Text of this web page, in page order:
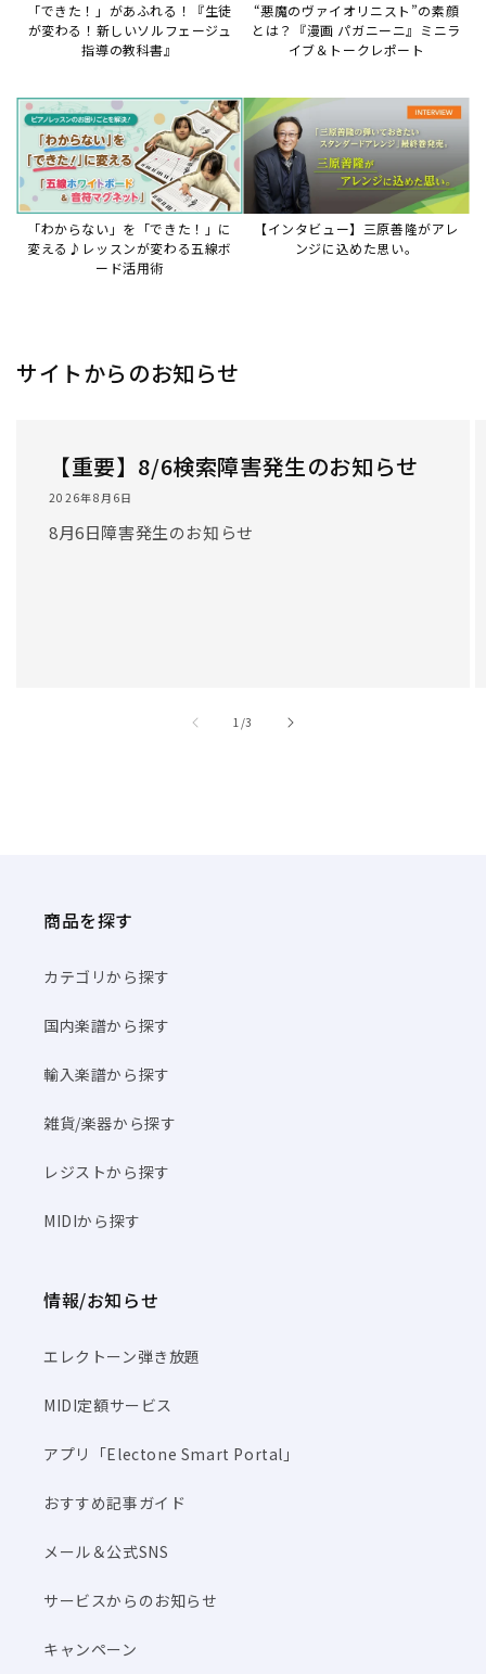
「できた！」があふれる！『生徒
が変わる！新しいソルフェージュ
指導の教科書』
“悪魔のヴァイオリニスト”の素顔
とは？『漫画 パガニーニ』ミニラ
イブ＆トークレポート
「わからない」を「できた！」に
変える♪レッスンが変わる五線ボ
ード活用術
【インタビュー】三原善隆がアレ
ンジに込めた思い。
サイトからのお知らせ
【重要】8/6検索障害発生のお知らせ
2026年8月6日
8月6日障害発生のお知らせ
1 //3
商品を探す
カテゴリから探す
国内楽譜から探す
輸入楽譜から探す
雑貨/楽器から探す
レジストから探す
MIDIから探す
情報/お知らせ
エレクトーン弾き放題
MIDI定額サービス
アプリ「Electone Smart Portal」
おすすめ記事ガイド
メール＆公式SNS
サービスからのお知らせ
キャンペーン